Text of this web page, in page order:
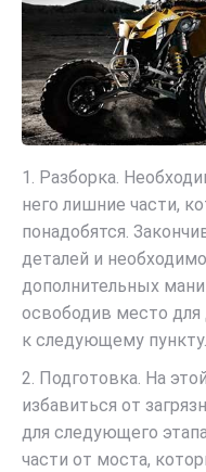
1. Разборка.
него лишние части,
понадобятся.
деталей и
дополнительных
освободив место для
к следующему пункту.
2. Подготовка. На
избавиться от
для следующего
части от моста,